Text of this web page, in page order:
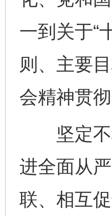
一到关于“
则、主要
会精神贯彻
坚定不
进全面从
联、相互